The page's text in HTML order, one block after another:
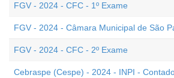
FGV - 2024 - CFC - 1º Exame
FGV - 2024 - Câmara Municipal de São
FGV - 2024 - CFC - 2º Exame
Cebraspe (Cespe) - 2024 - INPI -